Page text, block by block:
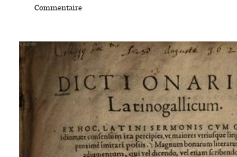
Commentaire